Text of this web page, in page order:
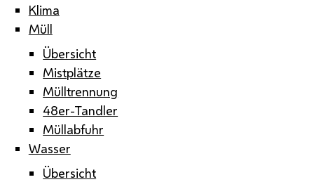
Klima
Müll
Übersicht
Mistplätze
Mülltrennung
48er-Tandler
Müllabfuhr
Wasser
Übersicht